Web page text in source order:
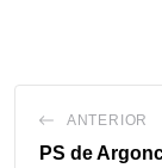
ANTERIOR
PS de